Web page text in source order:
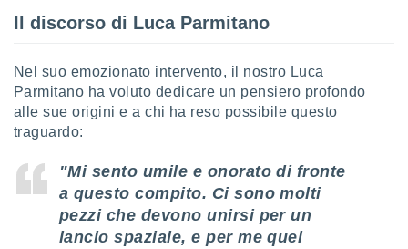
Il discorso di Luca Parmitano
Nel suo emozionato intervento, il nostro Luca
Parmitano ha voluto dedicare un pensiero profondo
alle sue origini e a chi ha reso possibile questo
traguardo:
"Mi sento umile e onorato di fronte
a questo compito. Ci sono molti
pezzi che devono unirsi per un
lancio spaziale, e per me quel